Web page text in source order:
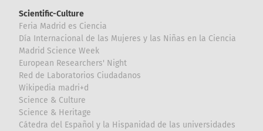
Scientific-Culture
Feria Madrid es Ciencia
Día Internacional de las Mujeres y las Niñas en la Ciencia
Madrid Science Week
European Researchers' Night
Red de Laboratorios Ciudadanos
Wikipedia madri+d
Science & Culture
Science & Heritage
Cátedra del Español y la Hispanidad de las universidades